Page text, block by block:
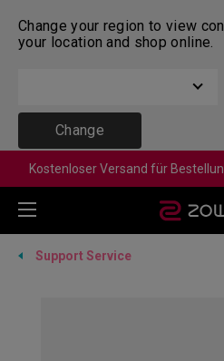
Change your region to view
your location and shop online.
Change
Kostenloser Versand für
Support Service